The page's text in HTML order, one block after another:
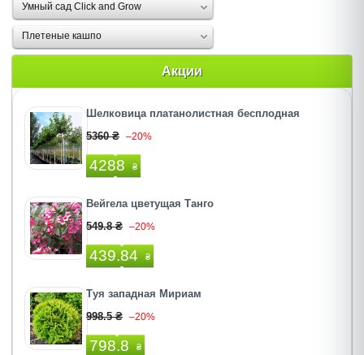
Умный сад Click and Grow
Плетеные кашпо
Акции
Шелковица платанолистная бесплодная
5360 ₴ –20%
4288 ₴
Вейгела цветущая Танго
549.8 ₴ –20%
439.84 ₴
Туя западная Мириам
998.5 ₴ –20%
798.8 ₴